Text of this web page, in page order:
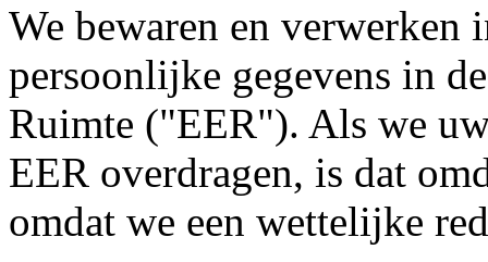
We bewaren en verwerken
persoonlijke gegevens in
Ruimte ("EER"). Als we
EER overdragen, is dat
omdat we een wettelijke